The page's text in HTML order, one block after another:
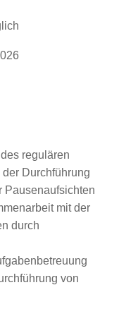
regulären
Durchführung
Pausenaufsichten
mit der
durch
von